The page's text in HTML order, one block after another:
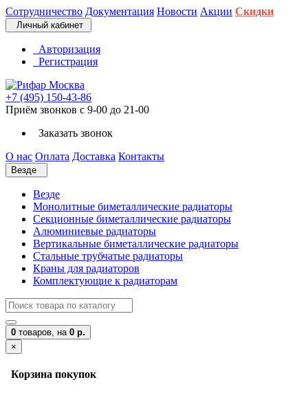
Сотрудничество Документация Новости Акции Скидки
Личный кабинет
Авторизация
Регистрация
+7 (495) 150-43-86
Приём звонков с 9-00 до 21-00
Заказать звонок
О нас Оплата Доставка Контакты
Везде
Везде
Монолитные биметаллические радиаторы
Секционные биметаллические радиаторы
Алюминиевые радиаторы
Вертикальные биметаллические радиаторы
Стальные трубчатые радиаторы
Краны для радиаторов
Комплектующие к радиаторам
0 товаров, на 0 р.
×
Корзина покупок